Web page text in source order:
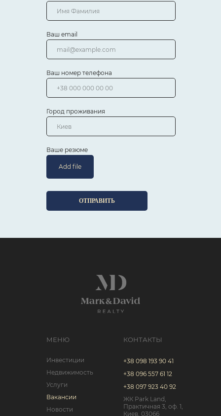
Ваш email
Ваш номер телефона
Город проживания
Ваше резюме
Add file
ОТПРАВИТЬ
Инвестиции
Недвижимость
Вакансии
Новости
МЕНЮ КОНТАКТЫ
ЖК Park Land,
Практичная 3, оф. 1,
Киев, 03066
Услуги
+38 096 557 61 12
+38 098 193 90 41
+38 097 923 40 92